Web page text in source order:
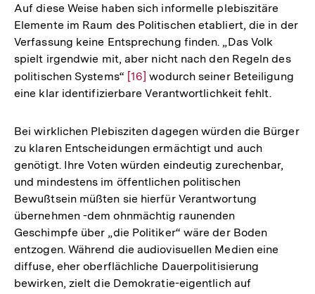
Auflösung
der
Fußnote
Auf diese Weise haben sich informelle plebiszitäre
Elemente im Raum des Politischen etabliert, die in der
Verfassung keine Entsprechung finden. „Das Volk
spielt irgendwie mit, aber nicht nach den Regeln des
politischen Systems“ Zur
Auflösung
Fußnote
[16] wodurch seiner Beteiligung
eine klar identifizierbare Verantwortlichkeit fehlt.
Bei wirklichen Plebisziten dagegen würden die Bürger
zu klaren Entscheidungen ermächtigt und auch
genötigt. Ihre Voten würden eindeutig zurechenbar,
und mindestens im öffentlichen politischen
Bewußtsein müßten sie hierfür Verantwortung
übernehmen -dem ohnmächtig raunenden
Geschimpfe über „die Politiker“ wäre der Boden
entzogen. Während die audiovisuellen Medien eine
diffuse, eher oberflächliche Dauerpolitisierung
bewirken, zielt die Demokratie-eigentlich auf